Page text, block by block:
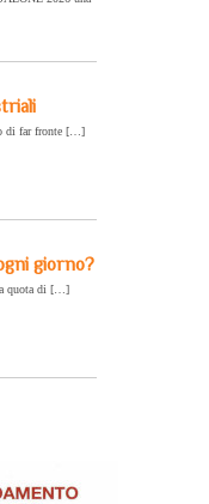
di far fronte […]
giorno?
quota di […]